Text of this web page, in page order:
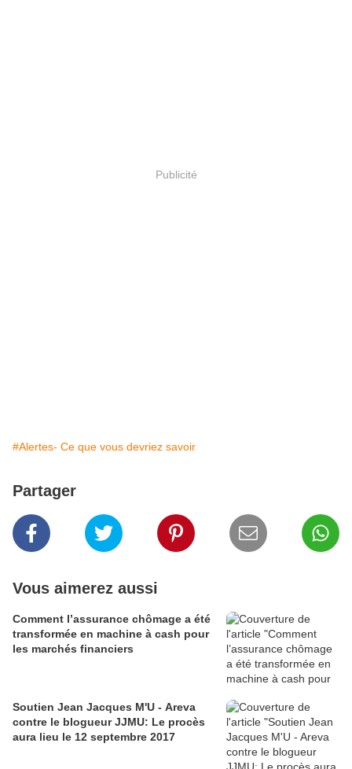
Publicité
#Alertes- Ce que vous devriez savoir
Partager
Vous aimerez aussi
Comment l’assurance chômage a été
transformée en machine à cash pour
les marchés financiers
Soutien Jean Jacques M'U - Areva
contre le blogueur JJMU: Le procès
aura lieu le 12 septembre 2017